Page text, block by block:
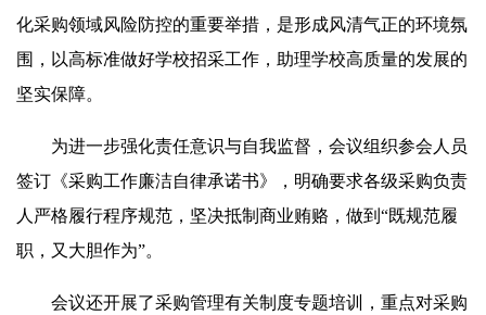
化采购领域风险防控的重要举措，是形成风清气正的环境氛
围，以高标准做好学校招采工作，助理学校高质量的发展的
坚实保障。
为进一步强化责任意识与自我监督，会议组织参会人员
签订《采购工作廉洁自律承诺书》，明确要求各级采购负责
人严格履行程序规范，坚决抵制商业贿赂，做到“既规范履
职，又 大胆作为”。
会议还开展了采购管理有关制度专题培训，重点对采购